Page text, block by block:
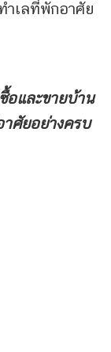
ำเลที่พักอาศัย
อและขายบ้าน
ศัยอย่างครบ